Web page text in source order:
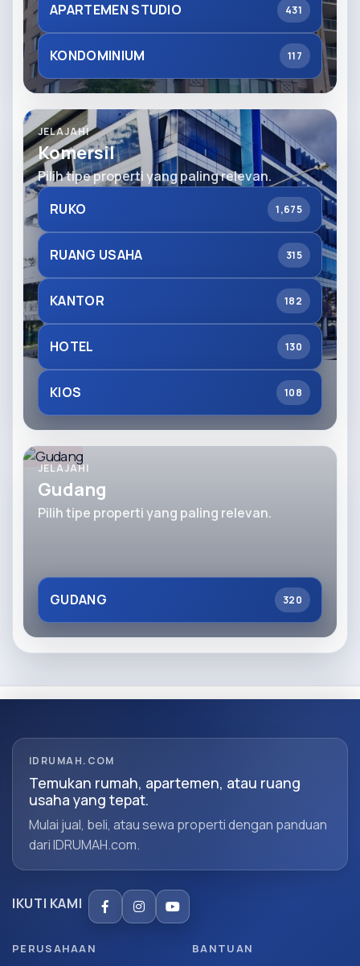
APARTEMEN STUDIO 431
KONDOMINIUM 117
JELAJAHI
Komersil
Pilih tipe properti yang paling relevan.
RUKO
1,675
RUANG USAHA 315
KANTOR 182
HOTEL 130
KIOS 108
JELAJAHI
Gudang
Pilih tipe properti yang paling relevan.
GUDANG 320
IDRUMAH.COM
Temukan rumah, apartemen, atau ruang
usaha yang tepat.
Mulai jual, beli, atau sewa properti dengan panduan
dari IDRUMAH.com.
IKUTI KAMI
PERUSAHAAN BANTUAN